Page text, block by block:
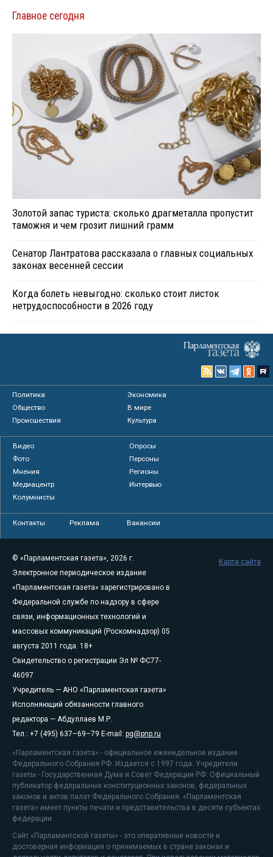
Главное сегодня
Золотой запас туриста: сколько драгметалла пропустит
таможня и чем грозит лишний грамм
Сенатор Лантратова рассказала о главных социальных
законах весенней сессии
Когда болеть невыгодно: сколько стоит листок
нетрудоспособности в 2026 году
Политика
Экономика
Общество
В мире
Происшествия
Культура
Видео
Опросы
Фото
Персоны
Мнения
Регионы
Медиацентр
Интервью
Колумнисты
Контакты Реклама Вакансии
© «Парламентская газета», 2026 г.
Электронное периодическое издание
«Парламентская газета» зарегистрировано в
Федеральной службе по надзору в сфере
связи, информационных технологий и
массовых коммуникаций (Роскомнадзор) 05
августа 2011 года. 18+
Свидетельство о регистрации Эл № ФС77-
46097
Учредитель — АНО «Парламентская газета»
Исполняющий обязанности главного
редактора — Абдуллаев М.Р.
Тел.: +7 (495) 637–69–79 E-mail: pg@pnp.ru
«Парламентская газета» - официальное еженедельное издание
Федерального Собрания РФ. Издается с 1997 года. Учредители
газеты - Государственная Дума и Совет Федерации РФ. Официальный
публикатор федеральных конституционных законов, федеральных
законов и актов палат Федерального Собрания. «Парламентская
газета» имеет пункты печати и представительства в десяти субъектах
федерации.
Сайт «Парламентской газеты» - это оперативные новости и
достоверная информация о принимаемых в стране законах и
Карта сайта